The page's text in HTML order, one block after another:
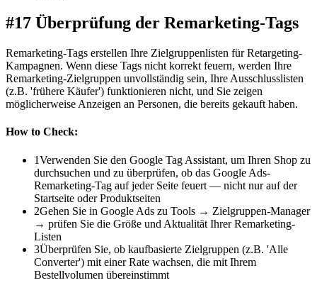
#17 Überprüfung der Remarketing-Tags
Remarketing-Tags erstellen Ihre Zielgruppenlisten für Retargeting-
Kampagnen. Wenn diese Tags nicht korrekt feuern, werden Ihre
Remarketing-Zielgruppen unvollständig sein, Ihre Ausschlusslisten
(z.B. 'frühere Käufer') funktionieren nicht, und Sie zeigen
möglicherweise Anzeigen an Personen, die bereits gekauft haben.
How to Check:
1Verwenden Sie den Google Tag Assistant, um Ihren Shop zu
durchsuchen und zu überprüfen, ob das Google Ads-
Remarketing-Tag auf jeder Seite feuert — nicht nur auf der
Startseite oder Produktseiten
2Gehen Sie in Google Ads zu Tools → Zielgruppen-Manager
→ prüfen Sie die Größe und Aktualität Ihrer Remarketing-
Listen
3Überprüfen Sie, ob kaufbasierte Zielgruppen (z.B. 'Alle
Converter') mit einer Rate wachsen, die mit Ihrem
Bestellvolumen übereinstimmt